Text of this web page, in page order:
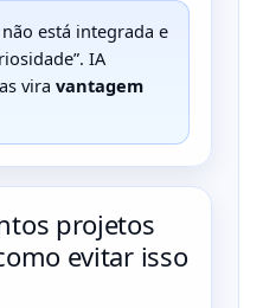
está integrada e
IA
vira vantagem
projetos
evitar isso